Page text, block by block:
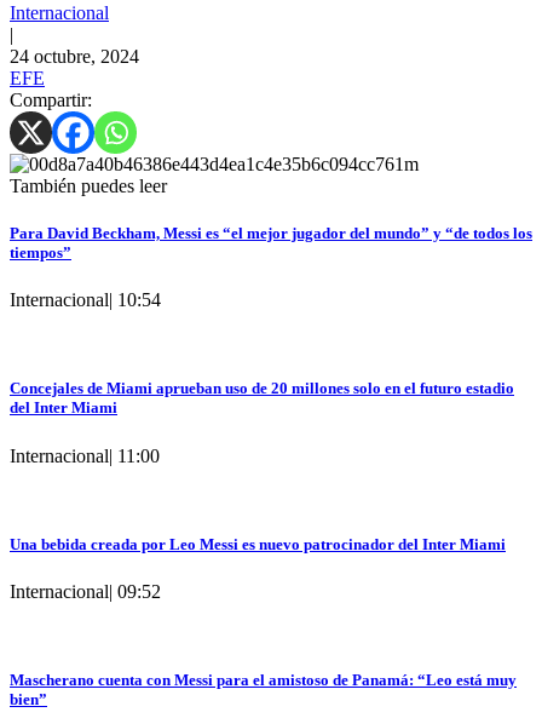
Internacional
|
24 octubre, 2024
EFE
Compartir:
También puedes leer
Para David Beckham, Messi es “el mejor jugador del mundo” y “de todos los
tiempos”
Internacional| 10:54
Concejales de Miami aprueban uso de 20 millones solo en el futuro estadio
del Inter Miami
Internacional| 11:00
Una bebida creada por Leo Messi es nuevo patrocinador del Inter Miami
Internacional| 09:52
Mascherano cuenta con Messi para el amistoso de Panamá: “Leo está muy
bien”